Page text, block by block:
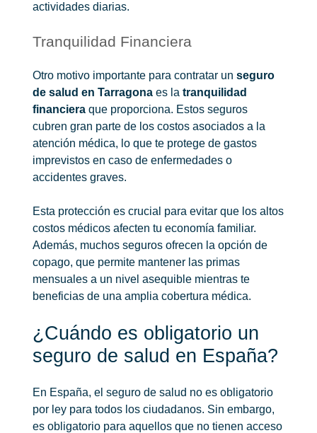
actividades diarias.
Tranquilidad Financiera
Otro motivo importante para contratar un seguro
de salud en Tarragona es la tranquilidad
financiera que proporciona. Estos seguros
cubren gran parte de los costos asociados a la
atención médica, lo que te protege de gastos
imprevistos en caso de enfermedades o
accidentes graves.
Esta protección es crucial para evitar que los altos
costos médicos afecten tu economía familiar.
Además, muchos seguros ofrecen la opción de
copago, que permite mantener las primas
mensuales a un nivel asequible mientras te
beneficias de una amplia cobertura médica.
¿Cuándo es obligatorio un
seguro de salud en España?
En España, el seguro de salud no es obligatorio
por ley para todos los ciudadanos. Sin embargo,
es obligatorio para aquellos que no tienen acceso